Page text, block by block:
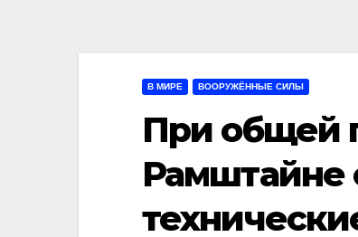
В МИРЕ ВООРУЖЁННЫЕ СИЛЫ
При общей
Рамштайне